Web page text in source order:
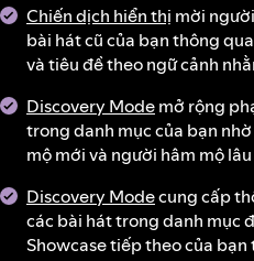
Chiến dịch hiển thị mời
bài hát cũ của bạn thông
và tiêu đề theo ngữ cảnh
Discovery Modemở rộng
trong danh mục của bạn
mộ mới và người hâm mộ
Discovery Modecung cấp
các bài hát trong danh mục
Showcase tiếp theo của